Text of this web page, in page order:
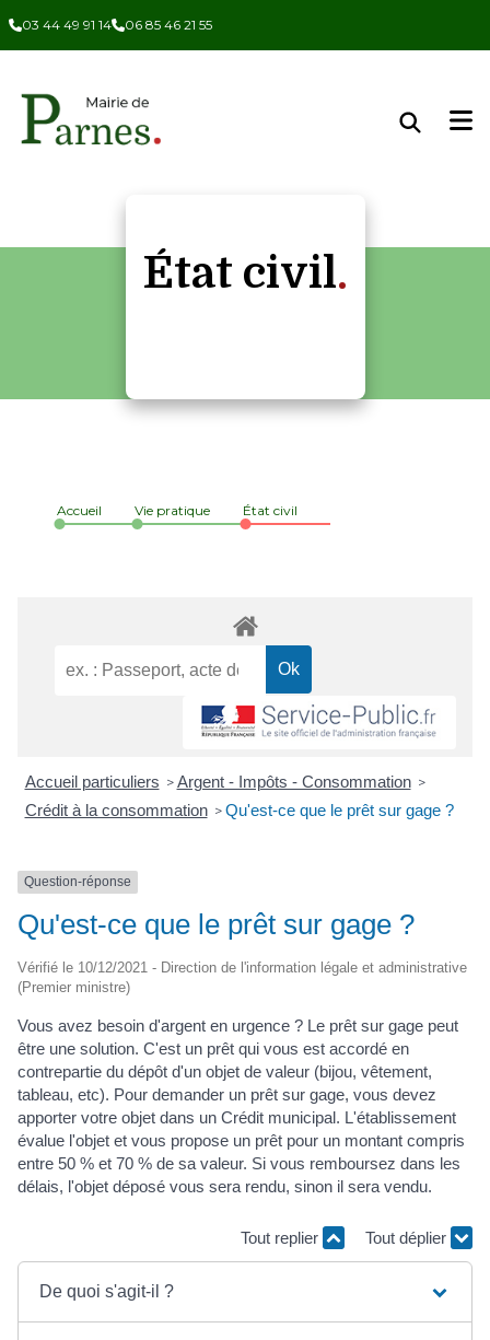
03 44 49 91 14 06 85 46 21 55
État civil
Accueil Vie pratique État civil
Accueil particuliers > Argent - Impôts - Consommation >
Crédit à la consommation > Qu'est-ce que le prêt sur gage ?
Question-réponse
Qu'est-ce que le prêt sur gage ?
Vérifié le 10/12/2021 - Direction de l'information légale et administrative
(Premier ministre)
Vous avez besoin d'argent en urgence ? Le prêt sur gage peut
être une solution. C'est un prêt qui vous est accordé en
contrepartie du dépôt d'un objet de valeur (bijou, vêtement,
tableau, etc). Pour demander un prêt sur gage, vous devez
apporter votre objet dans un Crédit municipal. L'établissement
évalue l'objet et vous propose un prêt pour un montant compris
entre 50 % et 70 % de sa valeur. Si vous remboursez dans les
délais, l'objet déposé vous sera rendu, sinon il sera vendu.
Tout replier Tout déplier
De quoi s'agit-il ?
Panneau de gestion des cookies